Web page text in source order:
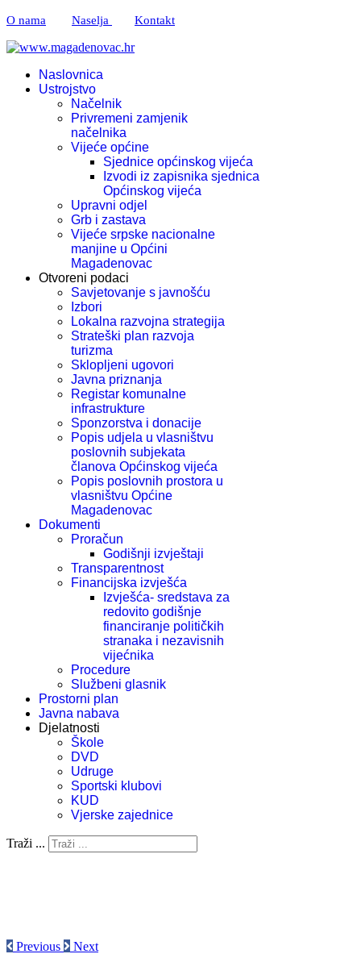
O nama Naselja Kontakt
Naslovnica
Ustrojstvo
Načelnik
Privremeni zamjenik
načelnika
Vijeće općine
Sjednice općinskog vijeća
Izvodi iz zapisnika sjednica
Općinskog vijeća
Upravni odjel
Grb i zastava
Vijeće srpske nacionalne
manjine u Općini
Magadenovac
Otvoreni podaci
Savjetovanje s javnošću
Izbori
Lokalna razvojna strategija
Strateški plan razvoja
turizma
Sklopljeni ugovori
Javna priznanja
Registar komunalne
infrastrukture
Sponzorstva i donacije
Popis udjela u vlasništvu
poslovnih subjekata
članova Općinskog vijeća
Popis poslovnih prostora u
vlasništvu Općine
Magadenovac
Dokumenti
Proračun
Godišnji izvještaji
Transparentnost
Financijska izvješća
Izvješća- sredstava za
redovito godišnje
financiranje političkih
stranaka i nezavisnih
vijećnika
Procedure
Službeni glasnik
Prostorni plan
Javna nabava
Djelatnosti
Škole
DVD
Udruge
Sportski klubovi
KUD
Vjerske zajednice
Traži ...
Previous Next